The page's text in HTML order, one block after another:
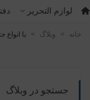
لوازم التحریر
خانه > وبلاگ > با انواع
جستجو در وبلاگ